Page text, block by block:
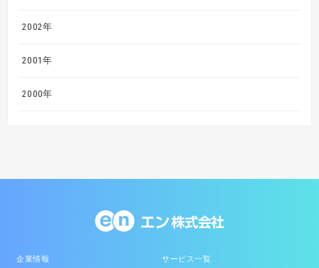
2002年
2001年
2000年
企業情報 サービス一覧